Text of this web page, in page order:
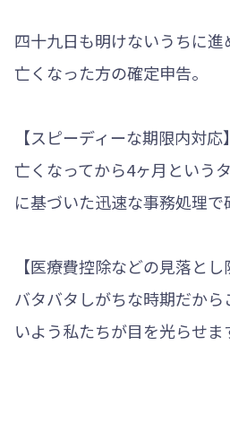
四十九日も明けないうちに進
亡くなった方の確定申告。
【スピーディーな期限内対応】
亡くなってから4ヶ月という
に基づいた迅速な事務処理で
【医療費控除などの見落とし
バタバタしがちな時期だか
いよう私たちが目を光らせま